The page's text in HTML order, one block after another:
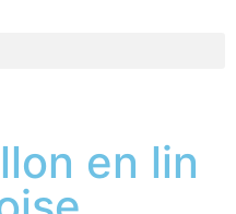
en lin